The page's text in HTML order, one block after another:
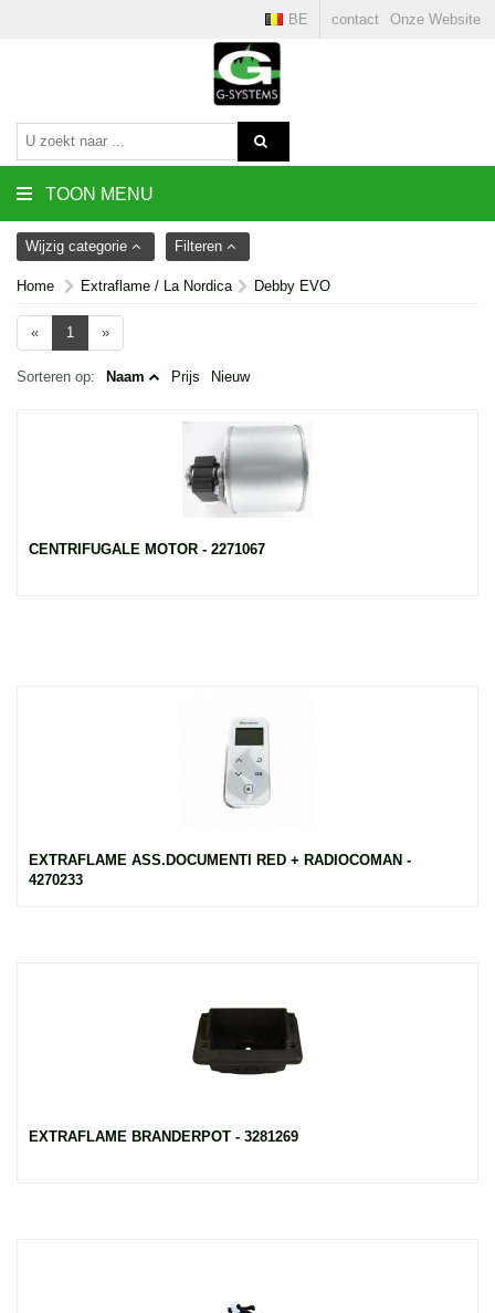
contact Onze Website
BE
TOON MENU
Wijzig categorie Filteren
Home Extraflame / La Nordica Debby EVO
« 1 »
Sorteren op: Naam Prijs Nieuw
CENTRIFUGALE MOTOR - 2271067
EXTRAFLAME ASS.DOCUMENTI RED + RADIOCOMAN -
4270233
EXTRAFLAME BRANDERPOT - 3281269